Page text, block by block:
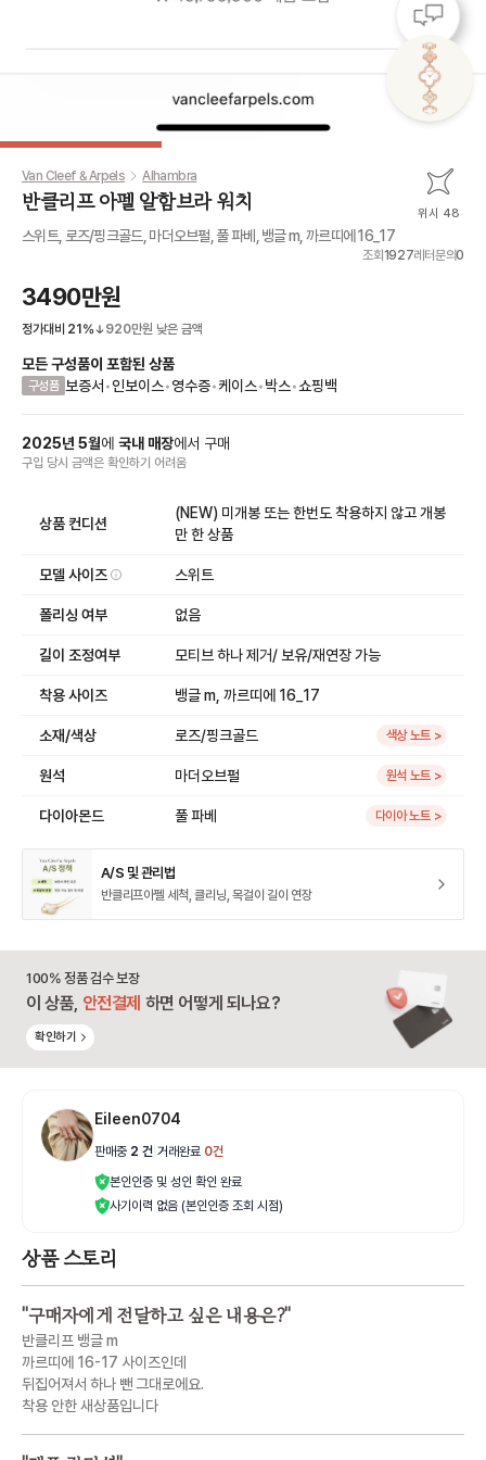
Van Cleef & Arpels Alhambra
반클리프 아펠 알함브라 워치 위시 48
스위트, 로즈/핑크골드, 마더오브펄, 풀 파베, 뱅글 m, 까르띠에 16_17
조회 1927레터문의0
3490만원
정가대비 21 % 920만원 낮은 금액
모든 구성품이 포함된 상품
구성품 보증서 •인보이스•영수증•케이스•박스•쇼핑백
2025년 5월에 국내 매장에서 구매
구입 당시 금액은 확인하기 어려움
상품 컨디션
(NEW) 미개봉 또는 한번도 착용하지 않고 개봉
만 한 상품
모델 사이즈 스위트
폴리싱 여부 없음
길이 조정여부 모티브 하나 제거/ 보유/재연장 가능
착용 사이즈 뱅글 m, 까르띠에 16_17
소재/색상 로즈/핑크골드 색상 노트 >
원석 마더오브펄 원석 노트 >
다이아몬드 풀 파베 다이아 노트 >
A/S 및 관리법
반클리프아펠 세척, 클리닝, 목걸이 길이 연장
100% 정품 검수 보장
이 상품, 안전결제 하면 어떻게 되나요?
확인하기
Eileen0704
판매중 2 건 거래완료 0건
본인인증 및 성인 확인 완료
사기이력 없음 (본인인증 조회 시점)
상품 스토리
"구매자에게 전달하고 싶은 내용은?"
반클리프 뱅글 m
까르띠에 16-17 사이즈인데
뒤집어져서 하나 뺀 그대로에요.
착용 안한 새상품입니다